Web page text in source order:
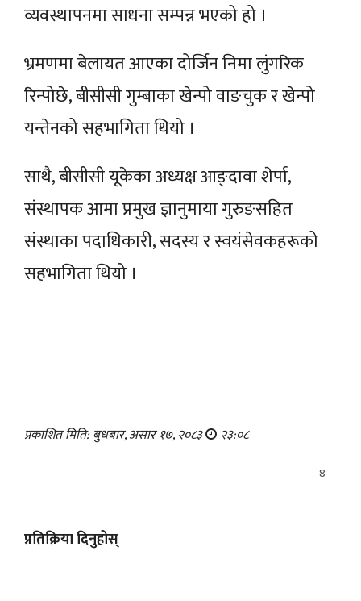
व्यवस्थापनमा साधना सम्पन्न भएको हो ।
भ्रमणमा बेलायत आएका दोर्जिन निमा लुंगरिक
रिन्पोछे, बीसीसी गुम्बाका खेन्पो वाङचुक र खेन्पो
यन्तेनको सहभागिता थियो ।
साथै, बीसीसी यूकेका अध्यक्ष आङ्दावा शेर्पा,
संस्थापक आमा प्रमुख ज्ञानुमाया गुरुङसहित
संस्थाका पदाधिकारी, सदस्य र स्वयंसेवकहरूको
सहभागिता थियो ।
प्रकाशित मिति: बुधबार, असार १७, २०८३ २३:०८
8
प्रतिक्रिया दिनुहोस्